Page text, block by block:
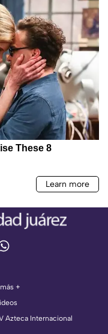
+
Azteca Internacional